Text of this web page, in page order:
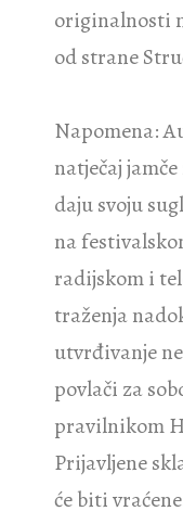
originalnosti
od strane
Napomena:
natječaj
daju svoju
na
radijskom i
traženja
utvrđivanje
povlači za
pravilnikom
Prijavljene
će biti